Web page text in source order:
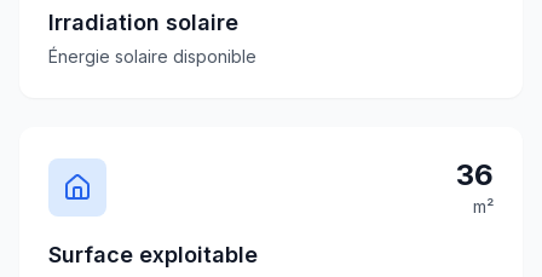
Irradiation solaire
Énergie solaire disponible
36
m²
Surface exploitable